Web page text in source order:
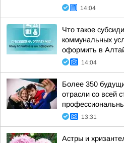
14:04
Что такое
коммунальных
оформить в
14:04
Более 350
отрасли со всей
13:31
Астры и